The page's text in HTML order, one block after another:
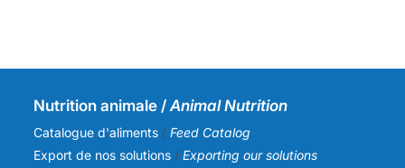
Nutrition animale / Animal Nutrition
Catalogue d'aliments /Feed Catalog
Export de nos solutions /Exporting our solutions